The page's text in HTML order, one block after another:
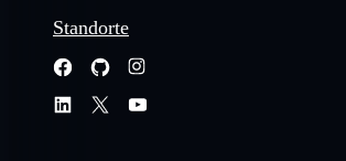
Standorte